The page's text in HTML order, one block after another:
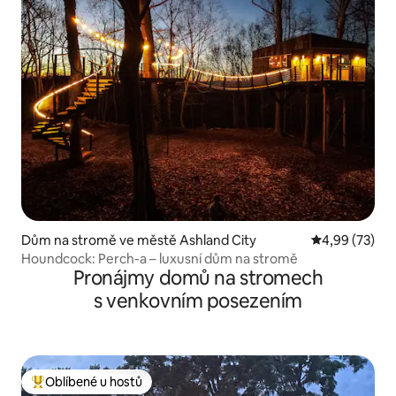
Dům na stromě ve městě Ashland City Průměrné
4,99 (73)
Houndcock: Perch-a – luxusní dům na stromě
Pronájmy domů na stromech
s venkovním posezením
Nejlepší v kategorii Oblíbené u hostů
Oblíbené u hostů